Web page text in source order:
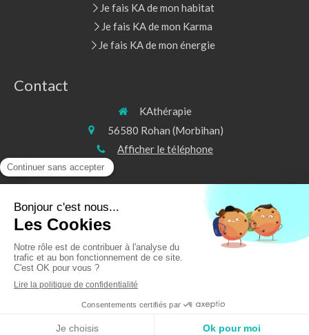
Je fais KA de mon habitat
Je fais KA de mon Karma
Je fais KA de mon énergie
Contact
KAthérapie
56580 Rohan (Morbihan)
Afficher le téléphone
Plan du site
Mentions légales
Création et référencement du site par Simplébo
Site partenaire deAnnuaire Thérapeutes